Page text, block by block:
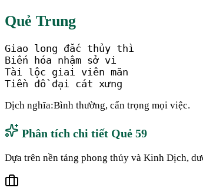
Quẻ Trung
Giao long đắc thủy thì
Biến hóa nhậm sở vi
Tài lộc giai viên mãn
Tiền đồ đại cát xưng
Dịch nghĩa:Bình thường, cẩn trọng mọi việc.
Phân tích chi tiết Quẻ 59
Dựa trên nền tảng phong thủy và Kinh Dịch,